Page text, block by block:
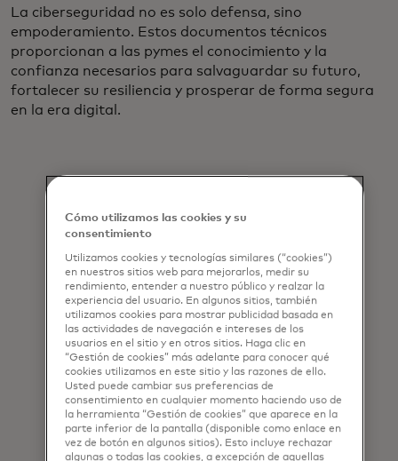
La ciberseguridad no es solo defensa, sino
empoderamiento. Estos documentos técnicos
proporcionan a las pymes el conocimiento y la
confianza necesarios para salvaguardar su futuro,
fortalecer su resiliencia y prosperar de forma segura
en la era digital.
Parte 1: La realidad
cotidiana de los
Cómo utilizamos las cookies y su
consentimiento
Utilizamos cookies y tecnologías similares (“cookies”)
en nuestros sitios web para mejorarlos, medir su
rendimiento, entender a nuestro público y realzar la
experiencia del usuario. En algunos sitios, también
utilizamos cookies para mostrar publicidad basada en
las actividades de navegación e intereses de los
usuarios en el sitio y en otros sitios. Haga clic en
“Gestión de cookies” más adelante para conocer qué
cookies utilizamos en este sitio y las razones de ello.
Usted puede cambiar sus preferencias de
consentimiento en cualquier momento haciendo uso de
la herramienta “Gestión de cookies” que aparece en la
parte inferior de la pantalla (disponible como enlace en
vez de botón en algunos sitios). Esto incluye rechazar
algunas o todas las cookies, a excepción de aquellas